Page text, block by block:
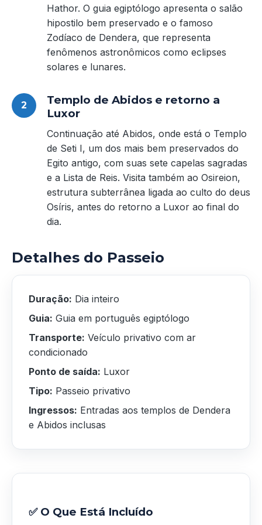
Hathor. O guia egiptólogo apresenta o salão
hipostilo bem preservado e o famoso
Zodíaco de Dendera, que representa
fenômenos astronômicos como eclipses
solares e lunares.
Templo de Abidos e retorno a
Luxor
Continuação até Abidos, onde está o Templo
de Seti I, um dos mais bem preservados do
Egito antigo, com suas sete capelas sagradas
e a Lista de Reis. Visita também ao Osireion,
estrutura subterrânea ligada ao culto do deus
Osíris, antes do retorno a Luxor ao final do
dia.
Detalhes do Passeio
Duração: Dia inteiro
Guia: Guia em português egiptólogo
Transporte: Veículo privativo com ar
condicionado
Ponto de saída: Luxor
Tipo: Passeio privativo
Ingressos: Entradas aos templos de Dendera
e Abidos inclusas
✅ O Que Está Incluído